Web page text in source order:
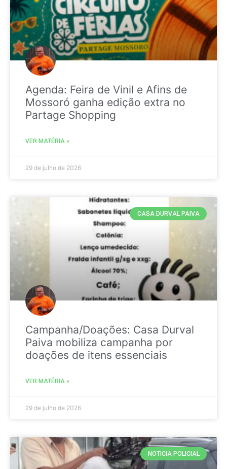
Agenda: Feira de Vinil e Afins de
Mossoró ganha edição extra no
Partage Shopping
VER MATÉRIA »
29 de julho de 2026
CASA DURVAL PAIVA
Campanha/Doações: Casa Durval
Paiva mobiliza campanha por
doações de itens essenciais
VER MATÉRIA »
29 de julho de 2026
NOTICIA POLICIAL